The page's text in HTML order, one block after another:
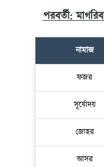
পরবর্তী:
নামাজ
ফজর
সূর্যোদয়
জোহর
আসর